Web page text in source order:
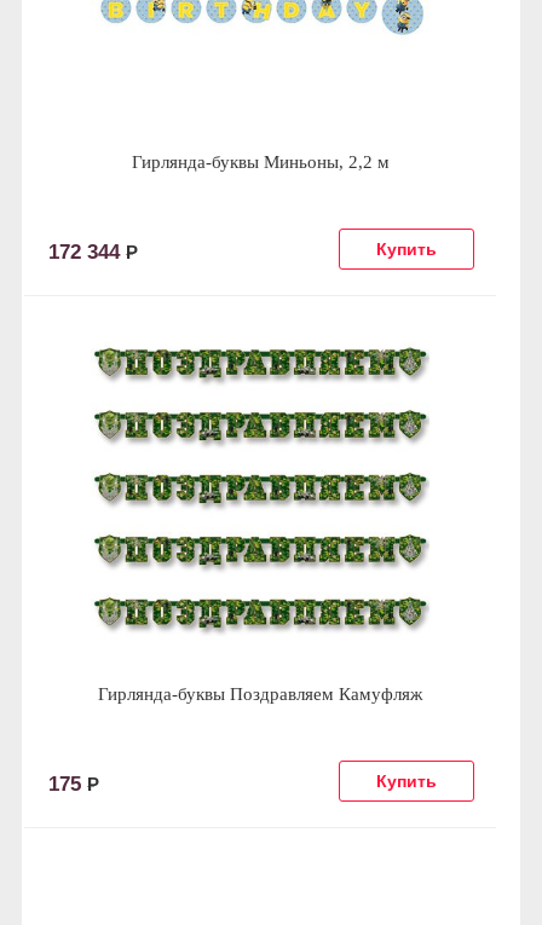
Гирлянда-буквы Миньоны, 2,2 м
172 344 Р
Гирлянда-буквы Поздравляем Камуфляж
175 Р